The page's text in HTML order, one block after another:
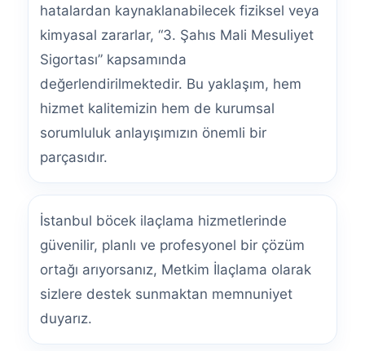
hatalardan kaynaklanabilecek fiziksel veya
kimyasal zararlar, “3. Şahıs Mali Mesuliyet
Sigortası” kapsamında
değerlendirilmektedir. Bu yaklaşım, hem
hizmet kalitemizin hem de kurumsal
sorumluluk anlayışımızın önemli bir
parçasıdır.
İstanbul böcek ilaçlama hizmetlerinde
güvenilir, planlı ve profesyonel bir çözüm
ortağı arıyorsanız, Metkim İlaçlama olarak
sizlere destek sunmaktan memnuniyet
duyarız.